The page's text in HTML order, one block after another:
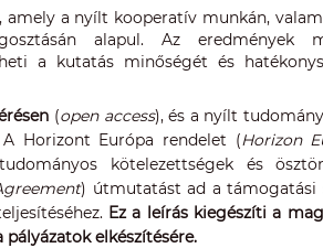
a nyílt kooperatív munkán,
alapul. Az eredmények
a kutatás minőségét és
(open access), és a nyílt
Horizont Európa rendelet (Horizon
kötelezettségek és
) útmutatást ad a támogatási
Ez a leírás kiegészíti a
elkészítésére.